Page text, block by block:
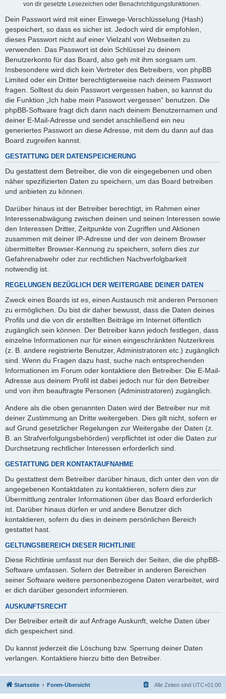
von dir gesetzte Lesezeichen oder Benachrichtigungsfunktionen.
Dein Passwort wird mit einer Einwege-Verschlüsselung (Hash)
gespeichert, so dass es sicher ist. Jedoch wird dir empfohlen,
dieses Passwort nicht auf einer Vielzahl von Webseiten zu
verwenden. Das Passwort ist dein Schlüssel zu deinem
Benutzerkonto für das Board, also geh mit ihm sorgsam um.
Insbesondere wird dich kein Vertreter des Betreibers, von phpBB
Limited oder ein Dritter berechtigterweise nach deinem Passwort
fragen. Solltest du dein Passwort vergessen haben, so kannst du
die Funktion „Ich habe mein Passwort vergessen“ benutzen. Die
phpBB-Software fragt dich dann nach deinem Benutzernamen und
deiner E-Mail-Adresse und sendet anschließend ein neu
generiertes Passwort an diese Adresse, mit dem du dann auf das
Board zugreifen kannst.
GESTATTUNG DER DATENSPEICHERUNG
Du gestattest dem Betreiber, die von dir eingegebenen und oben
näher spezifizierten Daten zu speichern, um das Board betreiben
und anbieten zu können.
Darüber hinaus ist der Betreiber berechtigt, im Rahmen einer
Interessenabwägung zwischen deinen und seinen Interessen sowie
den Interessen Dritter, Zeitpunkte von Zugriffen und Aktionen
zusammen mit deiner IP-Adresse und der von deinem Browser
übermittelter Browser-Kennung zu speichern, sofern dies zur
Gefahrenabwehr oder zur rechtlichen Nachverfolgbarkeit
notwendig ist.
REGELUNGEN BEZÜGLICH DER WEITERGABE DEINER DATEN
Zweck eines Boards ist es, einen Austausch mit anderen Personen
zu ermöglichen. Du bist dir daher bewusst, dass die Daten deines
Profils und die von dir erstellten Beiträge im Internet öffentlich
zugänglich sein können. Der Betreiber kann jedoch festlegen, dass
einzelne Informationen nur für einen eingeschränkten Nutzerkreis
(z. B. andere registrierte Benutzer, Administratoren etc.) zugänglich
sind. Wenn du Fragen dazu hast, suche nach entsprechenden
Informationen im Forum oder kontaktiere den Betreiber. Die E-Mail-
Adresse aus deinem Profil ist dabei jedoch nur für den Betreiber
und von ihm beauftragte Personen (Administratoren) zugänglich.
Andere als die oben genannten Daten wird der Betreiber nur mit
deiner Zustimmung an Dritte weitergeben. Dies gilt nicht, sofern er
auf Grund gesetzlicher Regelungen zur Weitergabe der Daten (z.
B. an Strafverfolgungsbehörden) verpflichtet ist oder die Daten zur
Durchsetzung rechtlicher Interessen erforderlich sind.
GESTATTUNG DER KONTAKTAUFNAHME
Du gestattest dem Betreiber darüber hinaus, dich unter den von dir
angegebenen Kontaktdaten zu kontaktieren, sofern dies zur
Übermittlung zentraler Informationen über das Board erforderlich
ist. Darüber hinaus dürfen er und andere Benutzer dich
kontaktieren, sofern du dies in deinem persönlichen Bereich
gestattet hast.
GELTUNGSBEREICH DIESER RICHTLINIE
Diese Richtlinie umfasst nur den Bereich der Seiten, die die phpBB-
Software umfassen. Sofern der Betreiber in anderen Bereichen
seiner Software weitere personenbezogene Daten verarbeitet, wird
er dich darüber gesondert informieren.
AUSKUNFTSRECHT
Der Betreiber erteilt dir auf Anfrage Auskunft, welche Daten über
dich gespeichert sind.
Du kannst jederzeit die Löschung bzw. Sperrung deiner Daten
verlangen. Kontaktiere hierzu bitte den Betreiber.
Startseite Foren-Übersicht Alle Zeiten sind UTC+01:00